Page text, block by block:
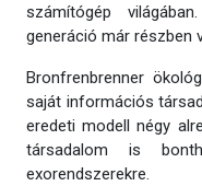
számítógép
generáció már részben
Bronfrenbrenner
saját információs
eredeti modell négy
társadalom is
exorendszerekre.